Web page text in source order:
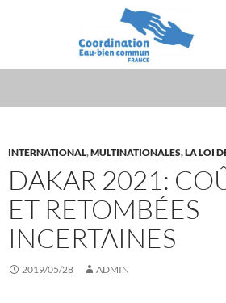
INTERNATIONAL,MULTINATIONALES, LA LOI
DAKAR 2021:
ET RETOMBÉES
INCERTAINES
2019/05/28 ADMIN